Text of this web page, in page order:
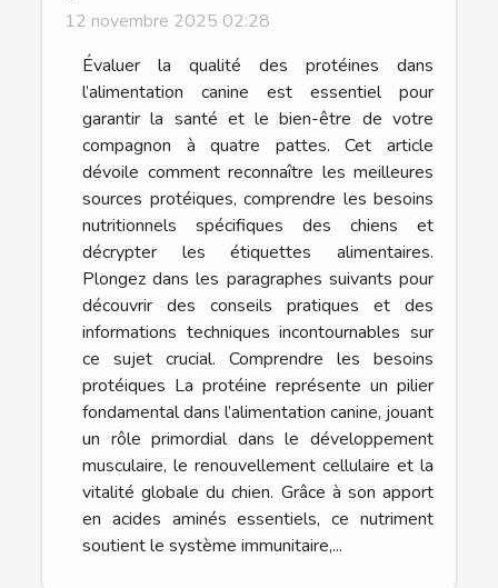
12 novembre 2025 02:28
Évaluer la qualité des protéines dans
l’alimentation canine est essentiel pour
garantir la santé et le bien-être de votre
compagnon à quatre pattes. Cet article
dévoile comment reconnaître les meilleures
sources protéiques, comprendre les besoins
nutritionnels spécifiques des chiens et
décrypter les étiquettes alimentaires.
Plongez dans les paragraphes suivants pour
découvrir des conseils pratiques et des
informations techniques incontournables sur
ce sujet crucial. Comprendre les besoins
protéiques La protéine représente un pilier
fondamental dans l’alimentation canine, jouant
un rôle primordial dans le développement
musculaire, le renouvellement cellulaire et la
vitalité globale du chien. Grâce à son apport
en acides aminés essentiels, ce nutriment
soutient le système immunitaire,...